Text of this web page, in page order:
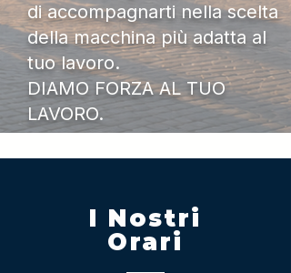
di accompagnarti nella scelta
della macchina più adatta al
tuo lavoro.
DIAMO FORZA AL TUO
LAVORO.
I Nostri
Orari